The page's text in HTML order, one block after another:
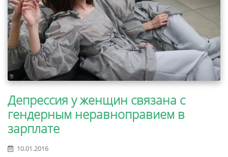
Депрессия у женщин связана с
гендерным неравноправием в
зарплате
10.01.2016